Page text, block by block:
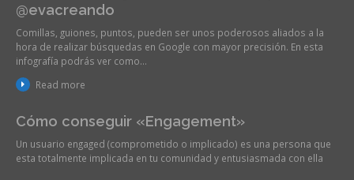
@evacreando
Comillas, guiones, puntos, pueden ser unos poderosos aliados a la
hora de realizar búsquedas en Google con mayor precisión. En esta
infografía podrás ver como…
Read more
Cómo conseguir «Engagement»
Un usuario engaged (comprometido o implicado) es una persona que
esta totalmente implicada en tu comunidad y entusiasmada con ella